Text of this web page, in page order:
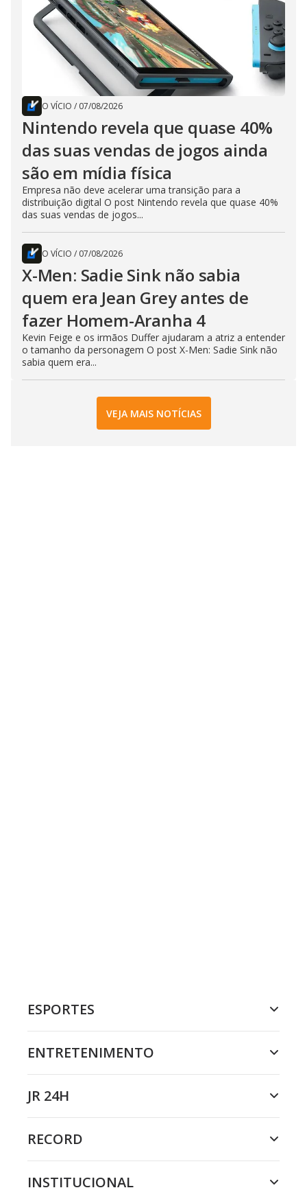
O VÍCIO / 07/08/2026
Nintendo revela que quase 40%
das suas vendas de jogos ainda
são em mídia física
Empresa não deve acelerar uma transição para a
distribuição digital O post Nintendo revela que quase 40%
das suas vendas de jogos...
O VÍCIO / 07/08/2026
X-Men: Sadie Sink não sabia
quem era Jean Grey antes de
fazer Homem-Aranha 4
Kevin Feige e os irmãos Duffer ajudaram a atriz a entender
o tamanho da personagem O post X-Men: Sadie Sink não
sabia quem era...
VEJA MAIS NOTÍCIAS
ESPORTES
ENTRETENIMENTO
JR 24H
RECORD
INSTITUCIONAL